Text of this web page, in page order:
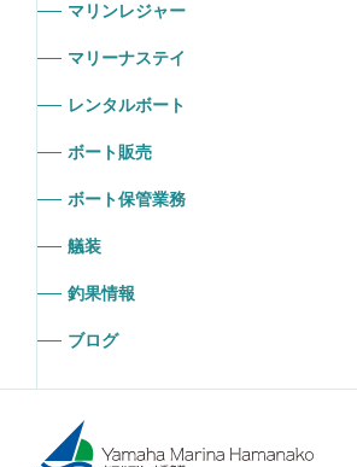
マリンレジャー
マリーナステイ
レンタルボート
ボート販売
ボート保管業務
艤装
釣果情報
ブログ